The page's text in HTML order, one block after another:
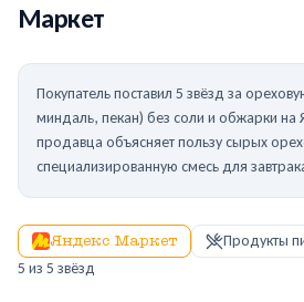
Маркет
Покупатель поставил 5 звёзд за
миндаль, пекан) без соли и обжарки на
продавца объясняет пользу сырых
специализированную смесь для
Яндекс Маркет
Продукты
5 из 5 звёзд